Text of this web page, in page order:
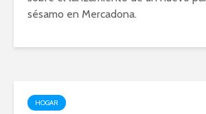
sésamo en Mercadona.
HOGAR